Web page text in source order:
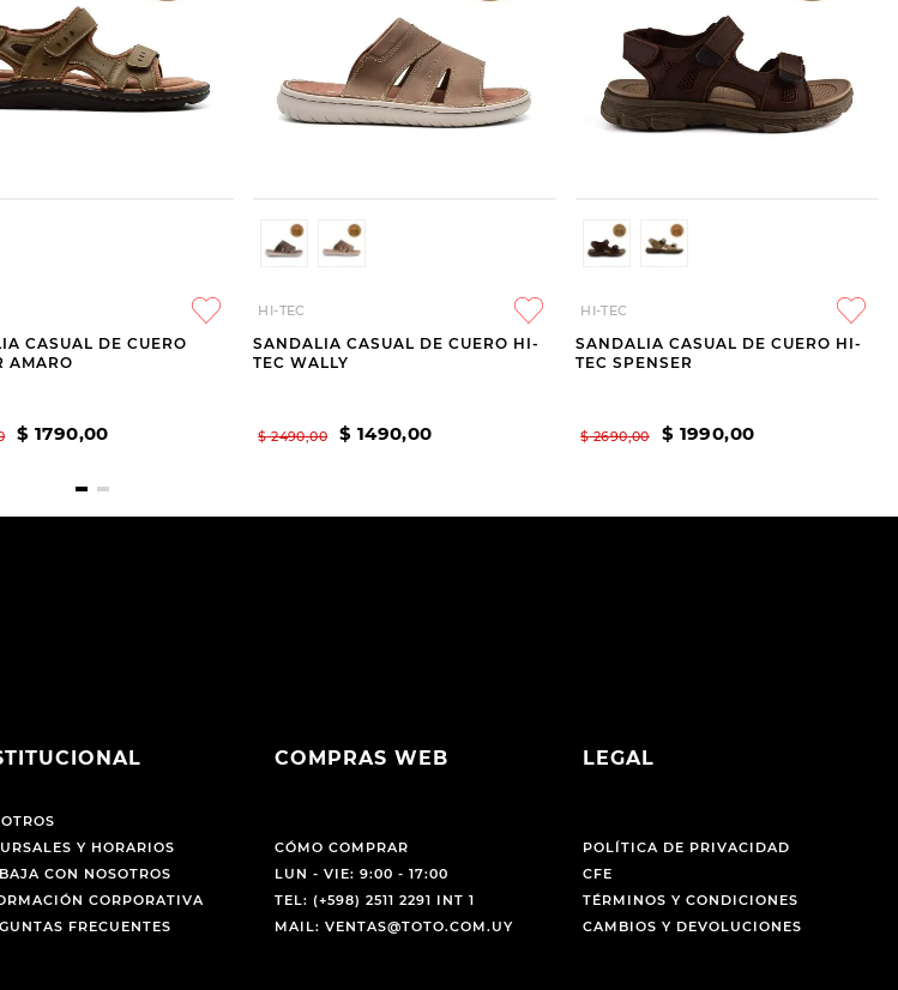
CASUAL DE CUERO
AMARO
$ 1790,00
HI-TEC
SANDALIA CASUAL DE CUERO HI-
TEC WALLY
$ 2490,00 $ 1490,00
HI-TEC
SANDALIA CASUAL DE CUERO HI-
TEC SPENSER
$ 2690,00 $ 1990,00
Y HORARIOS
CON NOSOTROS
CORPORATIVA
FRECUENTES
COMPRAS WEB
CÓMO COMPRAR
LUN - VIE: 9:00 - 17:00
TEL: (+598) 2511 2291 INT 1
MAIL: VENTAS@TOTO.COM.UY
LEGAL
POLÍTICA DE PRIVACIDAD
CFE
TÉRMINOS Y CONDICIONES
CAMBIOS Y DEVOLUCIONES